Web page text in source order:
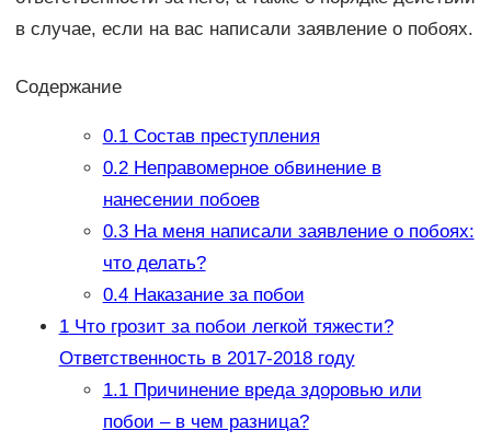
в случае, если на вас написали заявление о побоях.
Содержание
0.1Состав преступления
0.2Неправомерное обвинение в
нанесении побоев
0.3На меня написали заявление о побоях:
что делать?
0.4Наказание за побои
1Что грозит за побои легкой тяжести?
Ответственность в 2017-2018 году
1.1Причинение вреда здоровью или
побои – в чем разница?